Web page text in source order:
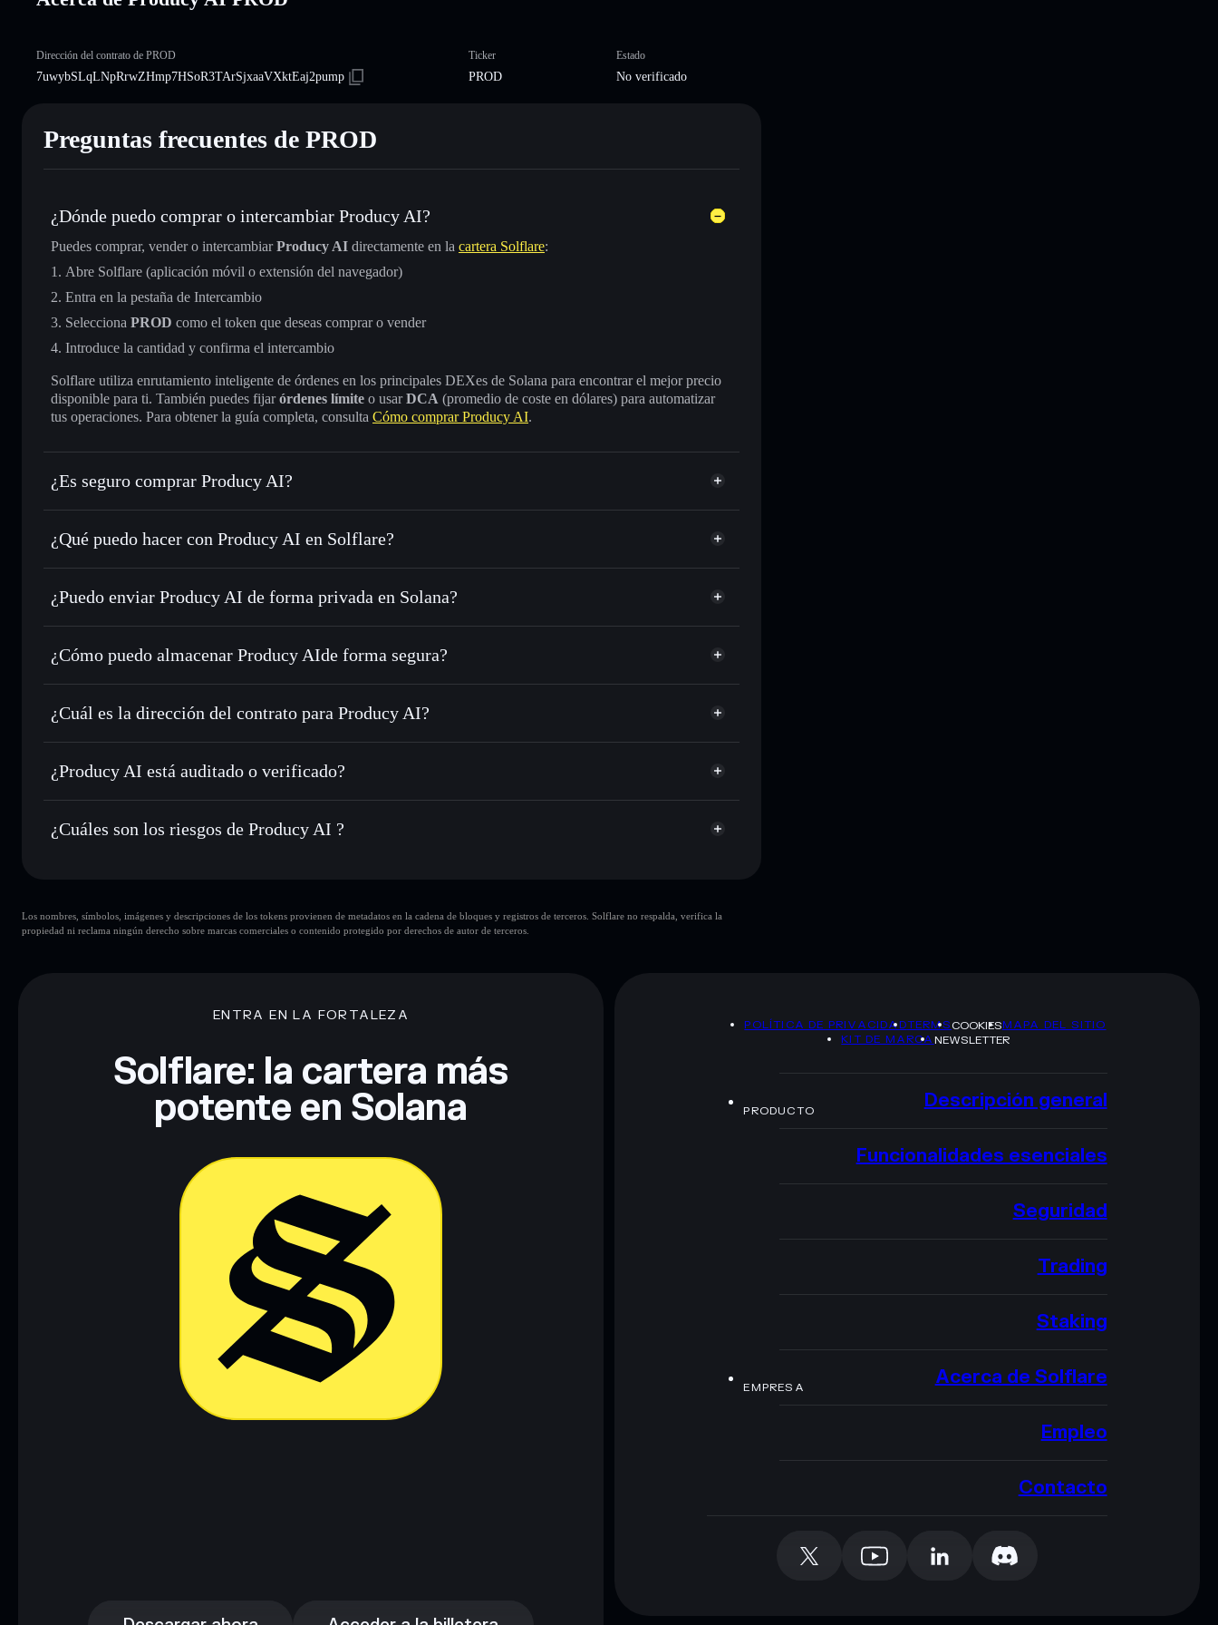
Dirección del contrato de PROD
7uwybSLqLNpRrwZHmp7HSoR3TArSjxaaVXktEaj2pump
Ticker
PROD
Estado
No verificado
Preguntas frecuentes de PROD
¿Dónde puedo comprar o intercambiar Producy AI?
Puedes comprar, vender o intercambiarProducy AI directamente en la cartera Solflare:
Abre Solflare (aplicación móvil o extensión del navegador)
Entra en la pestaña de Intercambio
Selecciona PROD como el token que deseas comprar o vender
Introduce la cantidad y confirma el intercambio
Solflare utiliza enrutamiento inteligente de órdenes en los principales DEXes de Solana para encontrar el mejor precio
disponible para ti. También puedes fijarórdenes límite o usarDCA (promedio de coste en dólares) para automatizar
tus operaciones. Para obtener la guía completa, consulta Cómo comprar Producy AI.
¿Es seguro comprar Producy AI?
Producy AI no está verificado
¿Qué puedo hacer con Producy AI en Solflare?
Producy AI
cartera de Solflare
Intercambiar al instante: operar con PROD para SOL, USDC o miles de otros tokens de Solana con enrutamiento
Utilizar DCA: promedio de coste en dólares en PROD a lo largo del tiempo
Enviar de forma privada: transferir PROD sin vincular públicamente las carteras usando el agregador de
privacidad integrado de Solflare
Holdear de forma segura: almacenar PROD en una cartera sin custodia donde tú controla tus claves privadas
¿Puedo enviar Producy AI de forma privada en Solana?
agregador de privacidad
¿Cómo puedo almacenar Producy AIde forma segura?
Producy AI cartera sin custodia Solflare
¿Cuál es la dirección del contrato para Producy AI?
Producy AI
7uwybSLqLNpRrwZHmp7HSoR3TArSjxaaVXktEaj2pump
cartera Solflare
¿Producy AI está auditado o verificado?
Producy AI no está verificado actualmente
¿Cuáles son los riesgos de Producy AI ?
Los nombres, símbolos, imágenes y descripciones de los tokens provienen de metadatos en la cadena de bloques y registros de terceros. Solflare no respalda, verifica la
propiedad ni reclama ningún derecho sobre marcas comerciales o contenido protegido por derechos de autor de terceros.
ENTRA EN LA FORTALEZA
Solflare: la cartera más
potente en Solana
POLÍTICA DE PRIVACIDADTERMSCOOKIESMAPA DEL SITIO
KIT DE MARCANEWSLETTER
PRODUCTO Descripción general
Funcionalidades esenciales
Seguridad
Trading
Staking
EMPRESA Acerca de Solflare
Empleo
Contacto